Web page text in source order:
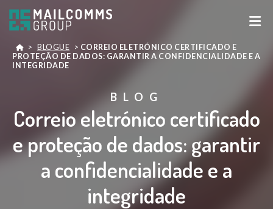
> BLOGUE > CORREIO ELETRÓNICO CERTIFICADO E
PROTEÇÃO DE DADOS: GARANTIR A CONFIDENCIALIDADE E A
INTEGRIDADE
BLOG
Correio eletrónico certificado
e proteção de dados: garantir
a confidencialidade e a
integridade